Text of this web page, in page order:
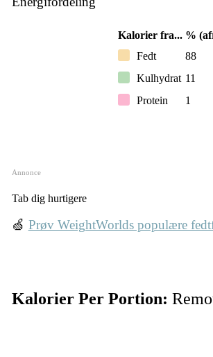
Kalorier fra... %
Fedt
88
Kulhydrat 11
Protein
1
Annonce
Tab dig hurtigere
🍏 Prøv WeightWorlds populære
Kalorier Per Portion: